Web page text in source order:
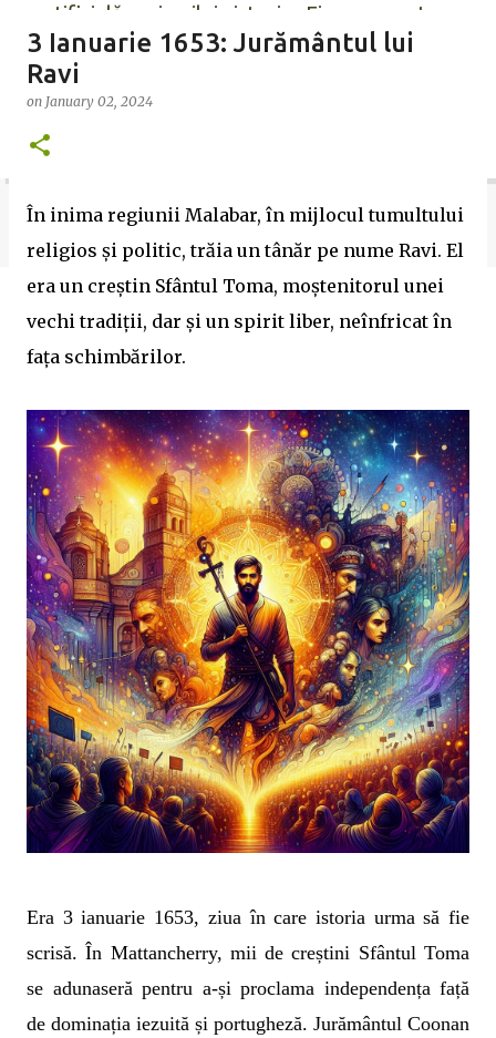
artificială scrie zilnic istorie. Fiecare postare
vă aduce un eveniment istoric marcant, ales
și ilustrat de inteligența artificială. Răsfoiți
trecutul cu ajutorul AI și descoperiți povești
fascinante în fiecare zi.
3 Ianuarie 1653: Jurământul lui
Ravi
on January 02, 2024
În inima regiunii Malabar, în mijlocul tumultului
religios și politic, trăia un tânăr pe nume Ravi. El
era un creștin Sfântul Toma, moștenitorul unei
vechi tradiții, dar și un spirit liber, neînfricat în
fața schimbărilor.
Era 3 ianuarie 1653, ziua în care istoria urma să fie
scrisă. În Mattancherry, mii de creștini Sfântul Toma
se adunaseră pentru a-și proclama independența față
de dominația iezuită și portugheză. Jurământul Coonan